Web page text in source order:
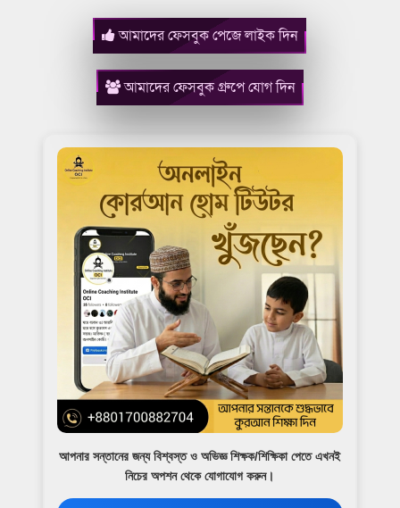
আমাদের ফেসবুক পেজে লাইক দিন
আমাদের ফেসবুক গ্রুপে যোগ দিন
আপনার সন্তানের জন্য বিশ্বস্ত ও অভিজ্ঞ শিক্ষক/শিক্ষিকা পেতে এখনই
নিচের অপশন থেকে যোগাযোগ করুন।